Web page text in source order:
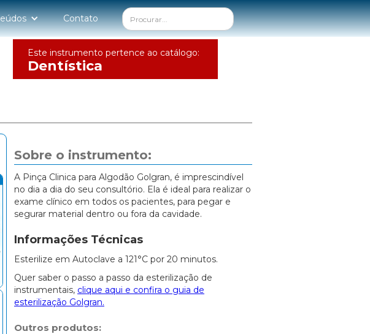
Contato
Este instrumento pertence ao catálogo:
Dentística
Sobre o instrumento:
A Pinça Clinica para Algodão Golgran, é imprescindível
no dia a dia do seu consultório. Ela é ideal para realizar o
exame clínico em todos os pacientes, para pegar e
segurar material dentro ou fora da cavidade.
Informações Técnicas
Esterilize em Autoclave a 121°C por 20 minutos.
Quer saber o passo a passo da esterilização de
instrumentais, clique aqui e confira o guia de
esterilização Golgran.
Outros produtos: